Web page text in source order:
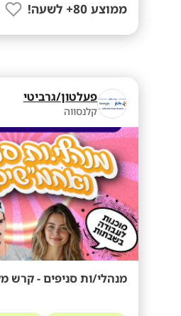
ממוצע 80+ לשעה!
פעלטון/גרביטי
קלנסווה
מנהלי/ות סניפים - קרש